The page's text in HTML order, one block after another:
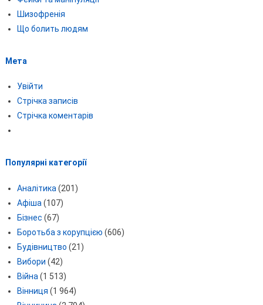
Шизофренія
Що болить людям
Мета
Увійти
Стрічка записів
Стрічка коментарів
Популярні категорії
Аналітика (201)
Афіша (107)
Бізнес (67)
Боротьба з корупцією (606)
Будівництво (21)
Вибори (42)
Війна (1 513)
Вінниця (1 964)